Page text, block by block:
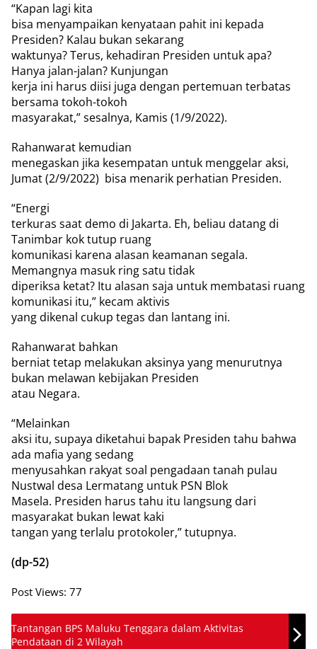
“Kapan lagi kita
bisa menyampaikan kenyataan pahit ini kepada
Presiden? Kalau bukan sekarang
waktunya? Terus, kehadiran Presiden untuk apa?
Hanya jalan-jalan? Kunjungan
kerja ini harus diisi juga dengan pertemuan terbatas
bersama tokoh-tokoh
masyarakat,” sesalnya, Kamis (1/9/2022).
Rahanwarat kemudian
menegaskan jika kesempatan untuk menggelar aksi,
Jumat (2/9/2022) bisa menarik perhatian Presiden.
“Energi
terkuras saat demo di Jakarta. Eh, beliau datang di
Tanimbar kok tutup ruang
komunikasi karena alasan keamanan segala.
Memangnya masuk ring satu tidak
diperiksa ketat? Itu alasan saja untuk membatasi ruang
komunikasi itu,” kecam aktivis
yang dikenal cukup tegas dan lantang ini.
Rahanwarat bahkan
berniat tetap melakukan aksinya yang menurutnya
bukan melawan kebijakan Presiden
atau Negara.
“Melainkan
aksi itu, supaya diketahui bapak Presiden tahu bahwa
ada mafia yang sedang
menyusahkan rakyat soal pengadaan tanah pulau
Nustwal desa Lermatang untuk PSN Blok
Masela. Presiden harus tahu itu langsung dari
masyarakat bukan lewat kaki
tangan yang terlalu protokoler,” tutupnya.
(dp-52)
Post Views: 77
Tantangan BPS Maluku Tenggara dalam Aktivitas
Pendataan di 2 Wilayah